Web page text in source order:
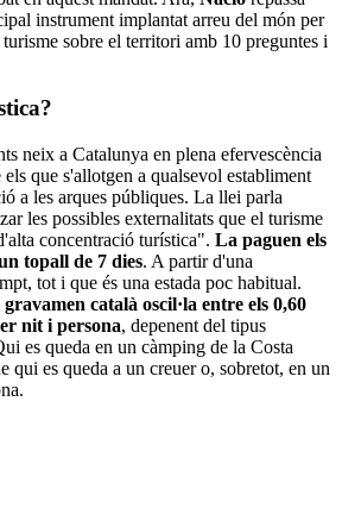
instrument implantat arreu del món per
sobre el territori amb 10 preguntes i
neix a Catalunya en plena efervescència
que s'allotgen a qualsevol establiment
a les arques públiques. La llei parla
les possibles externalitats que el turisme
concentració turística". La paguen els
topall de 7 dies. A partir d'una
tot i que és una estada poc habitual.
català oscil·la entre els 0,60
nit i persona, depenent del tipus
es queda en un càmping de la Costa
qui es queda a un creuer o, sobretot, en un